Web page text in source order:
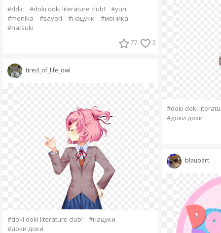
#ddlc #doki doki literature club!
#yuri
#monika
#sayori #нацуки
#моника
#natsuki
77 5
tired_of_life_owl
#doki doki literature club!
#нацуки
#доки доки
#doki doki
#доки доки
blaubart